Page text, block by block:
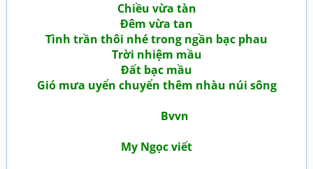
Chiều vừa tàn
Đêm vừa tan
Tình trần thôi nhé trong ngần bạc phau
Trời nhiệm mầu
Đất bạc mầu
Gió mưa uyển chuyển thêm nhàu núi sông
Bvvn
My Ngọc viết